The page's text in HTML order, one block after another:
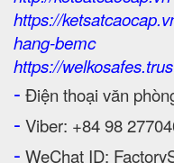
https://
hang-bemc
https://
- Điện thoại văn
- Viber: +84 98
- WeChat ID: